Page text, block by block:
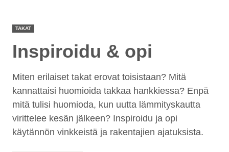
TAKAT
Inspiroidu & opi
Miten erilaiset takat erovat toisistaan? Mitä
kannattaisi huomioida takkaa hankkiessa? Enpä
mitä tulisi huomioda, kun uutta lämmityskautta
virittelee kesän jälkeen? Inspiroidu ja opi
käytännön vinkkeistä ja rakentajien ajatuksista.